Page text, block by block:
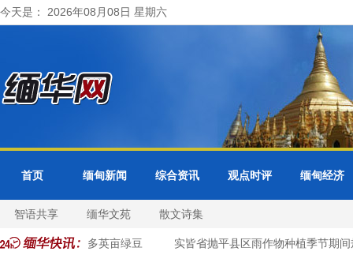
今天是： 2026年08月08日 星期六
首页 缅甸新闻 综合资讯 观点时评 缅甸经济
智语共享 缅华文苑 散文诗集
规划种植1千多英亩绿豆 实皆省抛平县区雨作物种植季节期间